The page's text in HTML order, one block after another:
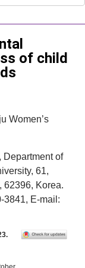
of child
Women’s
Department of
61,
62396, Korea.
3841, E-mail: